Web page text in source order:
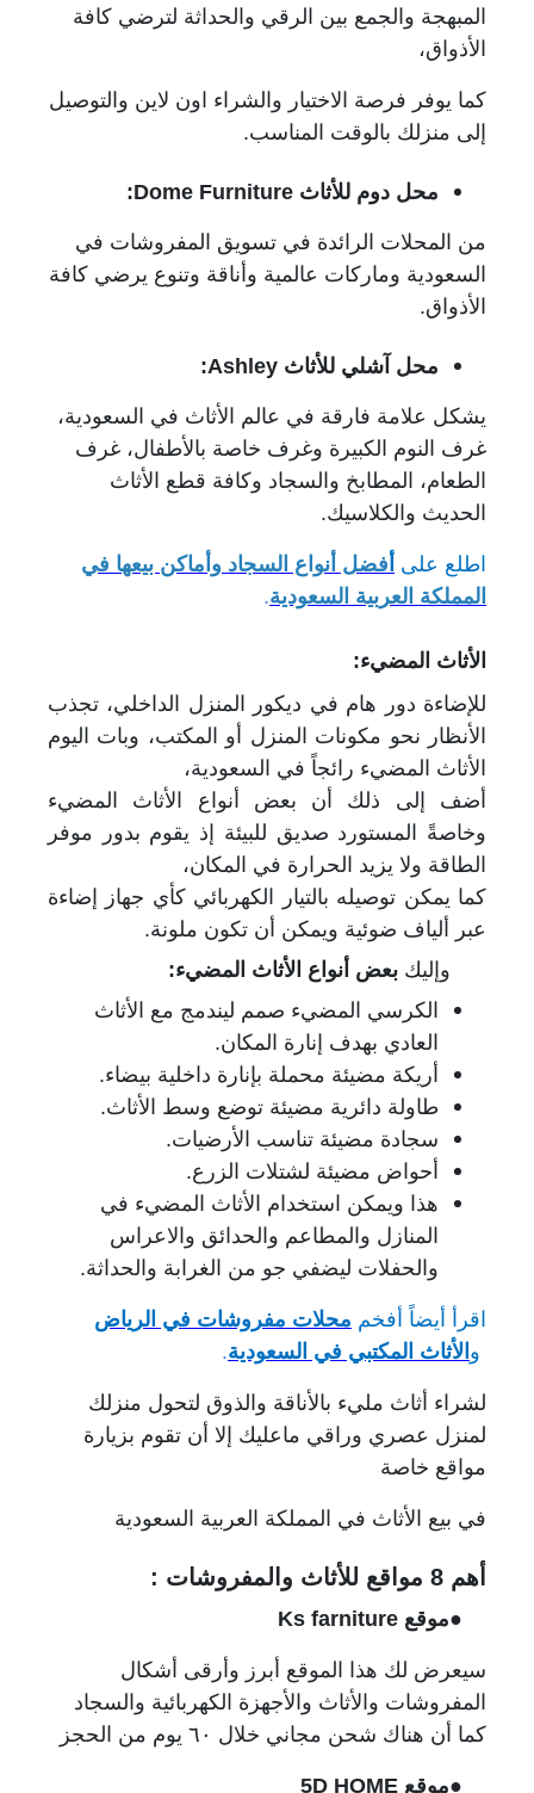
المبهجة والجمع بين الرقي والحداثة لترضي كافة
الأذواق،
كما يوفر فرصة الاختيار والشراء اون لاين والتوصيل
إلى منزلك بالوقت المناسب.
محل دوم للأثاث Dome Furniture
:
من المحلات الرائدة في تسويق المفروشات في
السعودية وماركات عالمية وأناقة وتنوع يرضي كافة
الأذواق.
محل آشلي للأثاث Ashley
:
يشكل علامة فارقة في عالم الأثاث في السعودية،
غرف النوم الكبيرة وغرف خاصة بالأطفال، غرف
الطعام، المطابخ والسجاد وكافة قطع الأثاث
الحديث والكلاسيك.
اطلع على أفضل أنواع السجاد وأماكن بيعها في
المملكة العربية السعودية.
الأثاث المضيء:
للإضاءة دور هام في ديكور المنزل الداخلي، تجذب
الأنظار نحو مكونات المنزل أو المكتب، وبات اليوم
الأثاث المضيء رائجاً في السعودية،
أضف إلى ذلك أن بعض أنواع الأثاث المضيء
وخاصةً المستورد صديق للبيئة إذ يقوم بدور موفر
الطاقة ولا يزيد الحرارة في المكان،
كما يمكن توصيله بالتيار الكهربائي كأي جهاز إضاءة
عبر ألياف ضوئية ويمكن أن تكون ملونة.
وإليك بعض أنواع الأثاث المضيء:
الكرسي المضيء صمم ليندمج مع الأثاث
العادي بهدف إنارة المكان.
أريكة مضيئة محملة بإنارة داخلية بيضاء.
طاولة دائرية مضيئة توضع وسط الأثاث.
سجادة مضيئة تناسب الأرضيات.
أحواض مضيئة لشتلات الزرع.
هذا ويمكن استخدام الأثاث المضيء في
المنازل والمطاعم والحدائق والاعراس
والحفلات ليضفي جو من الغرابة والحداثة.
اقرأ أيضاً أفخم محلات مفروشات في الرياض
و الأثاث المكتبي في السعودية.
لشراء أثاث مليء بالأناقة والذوق لتحول منزلك
لمنزل عصري وراقي ماعليك إلا أن تقوم بزيارة
مواقع خاصة
في بيع الأثاث في المملكة العربية السعودية
أهم 8 مواقع للأثاث والمفروشات :
●موقع Ks farniture
سيعرض لك هذا الموقع أبرز وأرقى أشكال
المفروشات والأثاث والأجهزة الكهربائية والسجاد
كما أن هناك شحن مجاني خلال ٦٠ يوم من الحجز
●موقع 5D HOME